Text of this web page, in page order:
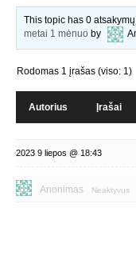
This topic has 0
metai 1 mėnuo by
Rodomas 1 įrašas (viso: 1)
Autorius Įrašai
2023 9 liepos @ 18:43
Anonimas Neaktyvus